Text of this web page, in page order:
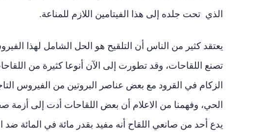
الذي تحت جلده إلى هذا الفيتامين اللازم للمناعة.
يعتقد كثير من الناس أن التلقيح هو الحل الشامل لهذا
تصنع اللقاحات، وقد تطورت إلى الآن أنوعا كثيرة من
الزكام في القرود مع بعض عناصر البروتين من الفيروس
الحي، وفهمنا من الاعلام أن بعض اللقاحات أدت إلى أزمة
يدع أحد من صانعي اللقاح أنه مفيد بقدر مائة في المائة